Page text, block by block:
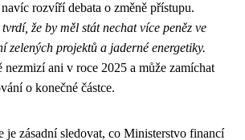
rozvíří debata o změně přístupu.
že by měl stát nechat více peněz ve
zelených projektů a jaderné energetiky.
nezmizí ani v roce 2025 a může zamíchat
o konečné částce.
je zásadní sledovat, co Ministerstvo financí